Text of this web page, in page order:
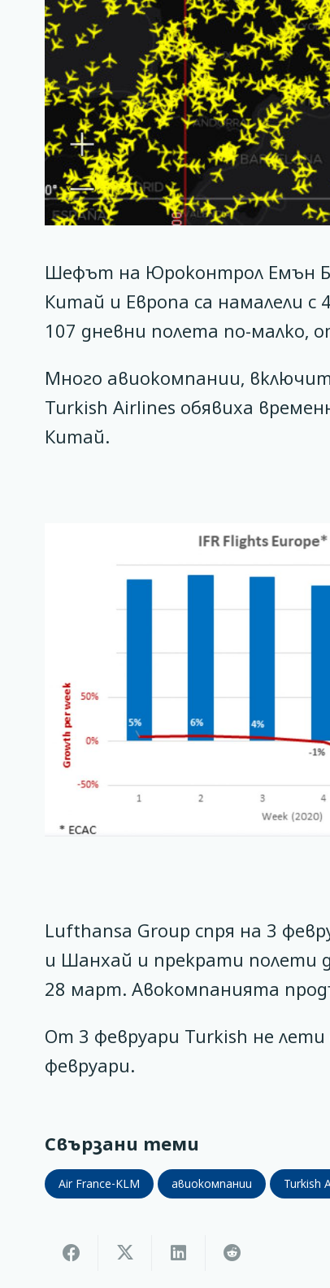
Шефът на Юроконтрол Емън
Китай и Европа са намалели с
107 дневни полета по-малко,
Много авиокомпании,
Turkish Airlines обявиха
Китай.
Lufthansa Group спря на 3
и Шанхай и прекрати полети
28 март. Авокомпанията
От 3 февруари Turkish не
февруари.
Свързани теми
Air France-KLM авиокомпании Turkish